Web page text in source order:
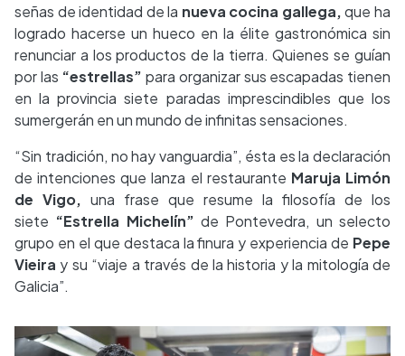
señas de identidad de la nueva cocina gallega,que ha
logrado hacerse un hueco en la élite gastronómica sin
renunciar a los productos de la tierra. Quienes se guían
por las “estrellas” para organizar sus escapadas tienen
en la provincia siete paradas imprescindibles que los
sumergerán en un mundo de infinitas sensaciones.
“Sin tradición, no hay vanguardia”, ésta es la declaración
de intenciones que lanza el restaurante Maruja Limón
de Vigo, una frase que resume la filosofía de los
siete “Estrella Michelín” de Pontevedra, un selecto
grupo en el que destaca la finura y experiencia de Pepe
Vieira y su “viaje a través de la historia y la mitología de
Galicia”.